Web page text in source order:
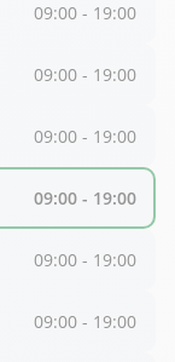
09:00 - 19:00
09:00 - 19:00
09:00 - 19:00
09:00 - 19:00
09:00 - 19:00
09:00 - 19:00